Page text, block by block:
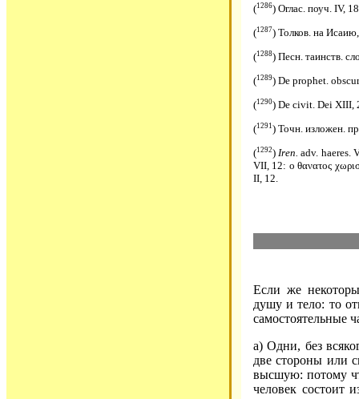
(1286) Оглас. поуч. IV,
(1287) Толков. на
(1288) Песн. таинств.
(1289) De prophet.
(1290) De civit. Dei XIII,
(1291) Точн. изложен.
(1292) Iren. adv. haeres.
VII, 12: ο θανατος
II, 12.
Если же
душу и тело: то
самостоятельные
а) Одни, без
две стороны или
высшую: потому
человек состоит